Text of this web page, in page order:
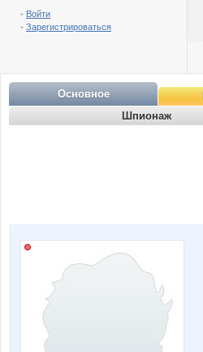
- Войти
- Зарегистрироваться
Основное
Шпионаж